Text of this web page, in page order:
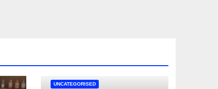
UNCATEGORISED